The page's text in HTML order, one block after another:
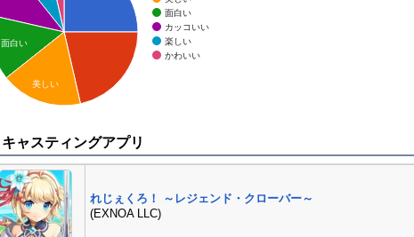
面白い
カッコいい
楽しい
かわいい
面白い
美しい
キャスティングアプリ
れじぇくろ！ ～レジェンド・クローバー～
(EXNOA LLC)